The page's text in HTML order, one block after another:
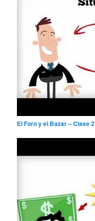
El Foro y el Bazar – Clase 2